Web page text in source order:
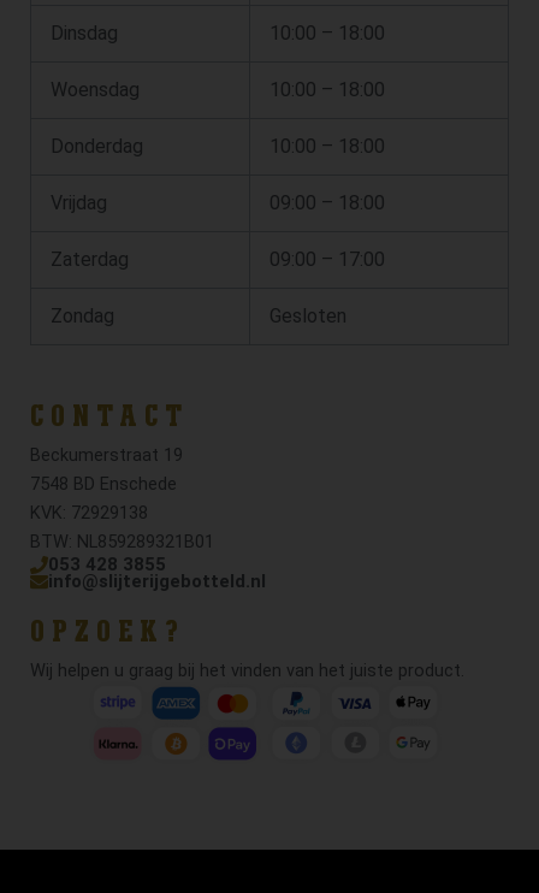
Dinsdag 10:00 – 18:00
Woensdag 10:00 – 18:00
Donderdag 10:00 – 18:00
Vrijdag 09:00 – 18:00
Zaterdag 09:00 – 17:00
Zondag Gesloten
CONTACT
Beckumerstraat 19
7548 BD Enschede
KVK: 72929138
BTW: NL859289321B01
053 428 3855
info@slijterijgebotteld.nl
OPZOEK?
Wij helpen u graag bij het vinden van het juiste product.